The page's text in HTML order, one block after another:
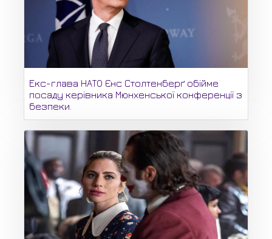
Екс-глава НАТО Єнс Столтенберґ обійме
посаду керівника Мюнхенської конференції з
безпеки.